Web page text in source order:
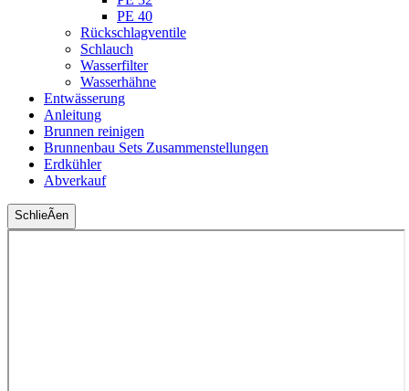
PE 40
Rückschlagventile
Schlauch
Wasserfilter
Wasserhähne
Entwässerung
Anleitung
Brunnen reinigen
Brunnenbau Sets Zusammenstellungen
Erdkühler
Abverkauf
SchlieÃen